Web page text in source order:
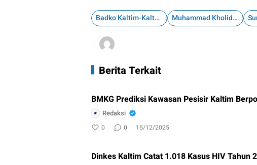
Badko Kaltim-Kaltara Muhammad Kholid syaifullah
Berita Terkait
BMKG Prediksi Kawasan Pesisir Kaltim
Redaksi
0 0 15/12/2025
Dinkes Kaltim Catat 1.018 Kasus HIV Tahun